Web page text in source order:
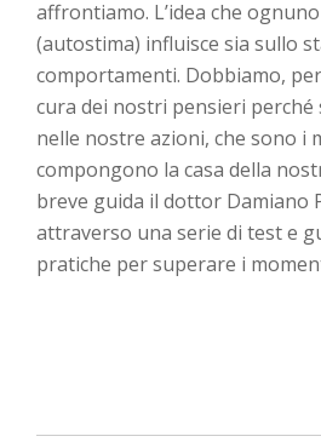
affrontiamo. L’idea che
(autostima) influisce sia sullo
comportamenti. Dobbiamo,
cura dei nostri pensieri
nelle nostre azioni, che sono i
compongono la casa della
breve guida il dottor Damiano
attraverso una serie di test e
pratiche per superare i